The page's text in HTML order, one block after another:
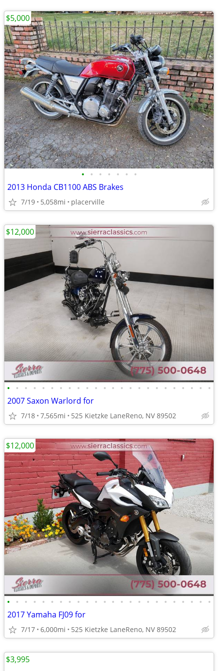
• • • • • • •
2013 Honda CB1100 ABS Brakes
7/19 5,058mi placerville
$5,000
• • • • • • • • • • • • • • • • • • • • • • • •
2007 Saxon Warlord for
7/18 7,565mi 525 Kietzke LaneReno, NV 89502
$12,000
• • • • • • • • • • • • • • • • • • • • • • • •
2017 Yamaha FJ09 for
7/17 6,000mi 525 Kietzke LaneReno, NV 89502
$12,000
$3,995